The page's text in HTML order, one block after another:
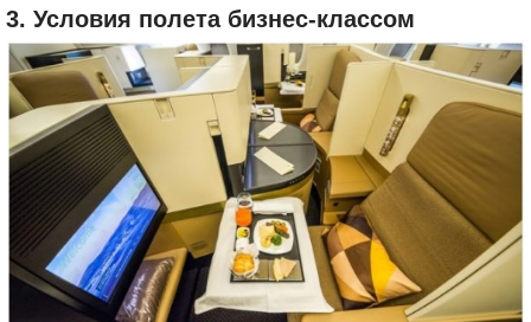
3. Условия полета бизнес-классом